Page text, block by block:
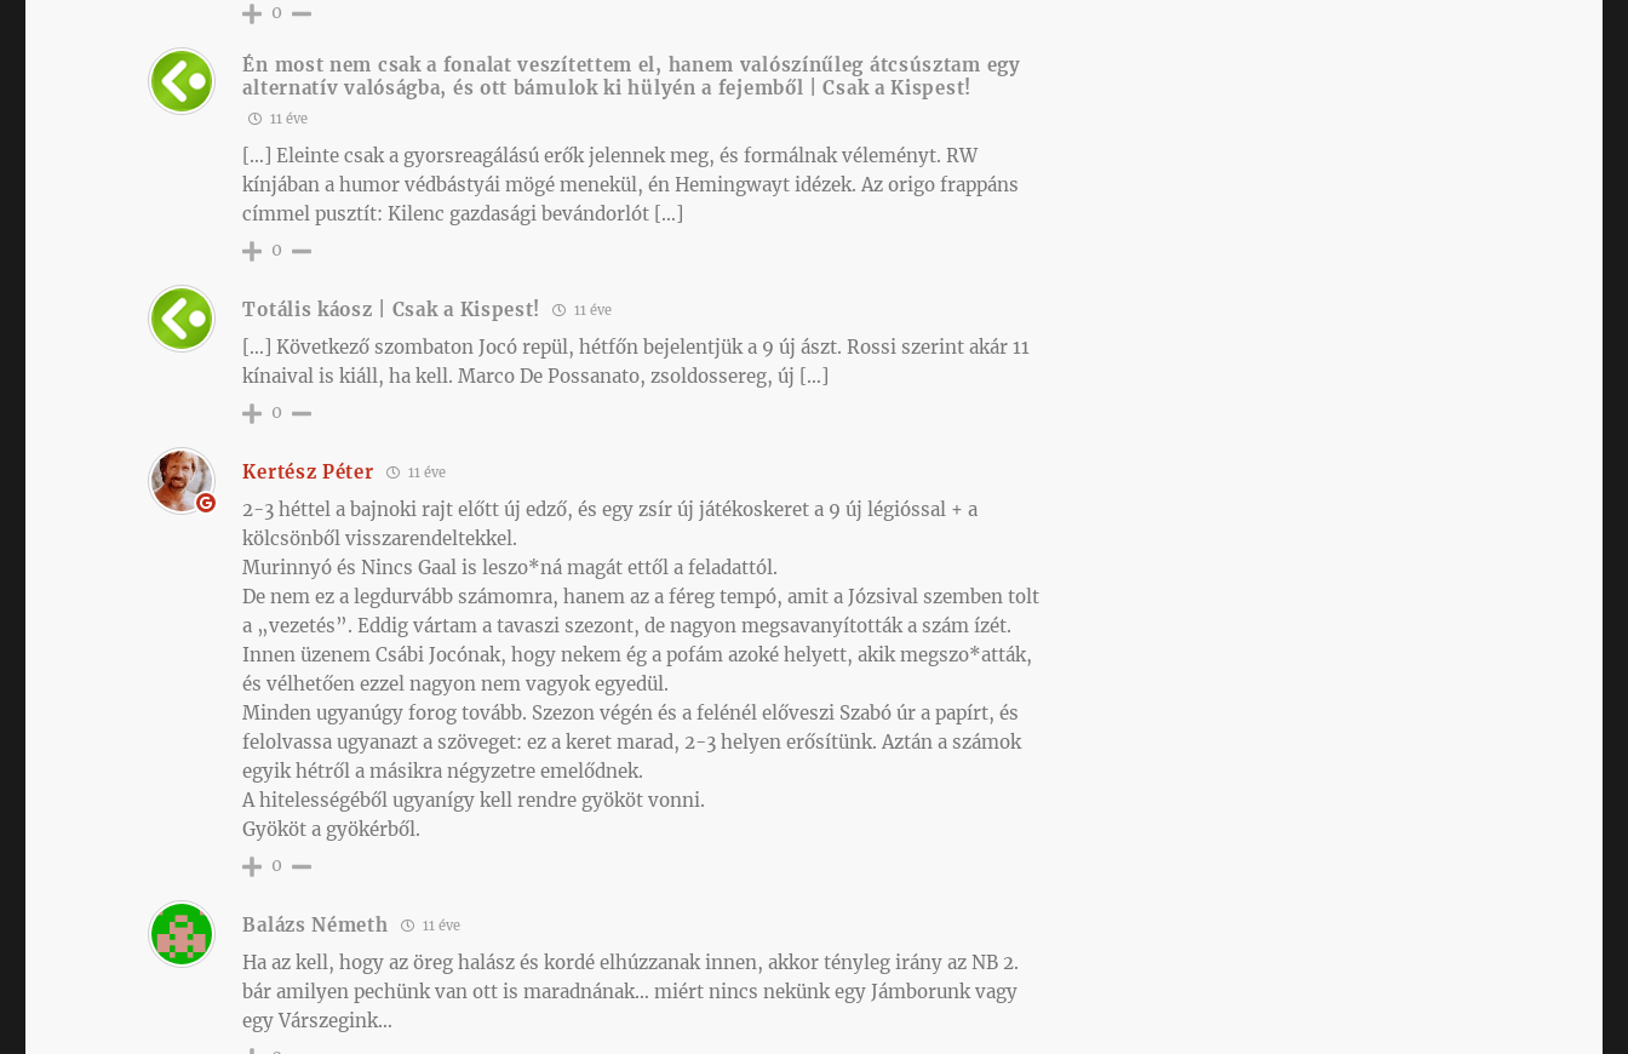
0
Én most nem csak a fonalat veszítettem el, hanem valószínűleg átcsúsztam egy
alternatív valóságba, és ott bámulok ki hülyén a fejemből | Csak a Kispest!
11 éve
[…] Eleinte csak a gyorsreagálású erők jelennek meg, és formálnak véleményt. RW
kínjában a humor védbástyái mögé menekül, én Hemingwayt idézek. Az origo frappáns
címmel pusztít: Kilenc gazdasági bevándorlót […]
0
Totális káosz | Csak a Kispest! 11 éve
[…] Következő szombaton Jocó repül, hétfőn bejelentjük a 9 új ászt. Rossi szerint akár 11
kínaival is kiáll, ha kell. Marco De Possanato, zsoldossereg, új […]
0
Kertész Péter 11 éve
2-3 héttel a bajnoki rajt előtt új edző, és egy zsír új játékoskeret a 9 új légióssal + a
kölcsönből visszarendeltekkel.
Murinnyó és Nincs Gaal is leszo*ná magát ettől a feladattól.
De nem ez a legdurvább számomra, hanem az a féreg tempó, amit a Józsival szemben tolt
a „vezetés”. Eddig vártam a tavaszi szezont, de nagyon megsavanyították a szám ízét.
Innen üzenem Csábi Jocónak, hogy nekem ég a pofám azoké helyett, akik megszo*atták,
és vélhetően ezzel nagyon nem vagyok egyedül.
Minden ugyanúgy forog tovább. Szezon végén és a felénél előveszi Szabó úr a papírt, és
felolvassa ugyanazt a szöveget: ez a keret marad, 2-3 helyen erősítünk. Aztán a számok
egyik hétről a másikra négyzetre emelődnek.
A hitelességéből ugyanígy kell rendre gyököt vonni.
Gyököt a gyökérből.
0
Balázs Németh 11 éve
Ha az kell, hogy az öreg halász és kordé elhúzzanak innen, akkor tényleg irány az NB 2.
bár amilyen pechünk van ott is maradnának… miért nincs nekünk egy Jámborunk vagy
egy Várszegink…